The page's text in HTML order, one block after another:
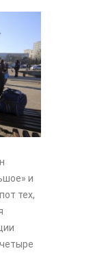
и
тех,